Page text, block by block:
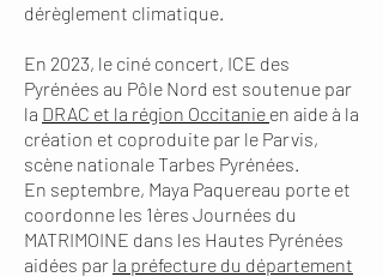
dérèglement climatique.
En 2023, le ciné concert, ICE des
Pyrénées au Pôle Nord est soutenue par
la DRAC et la région Occitanie en aide à la
création et coproduite par le Parvis,
scène nationale Tarbes Pyrénées.
​En septembre, Maya Paquereau porte et
coordonne les 1ères Journées du
MATRIMOINE dans les Hautes Pyrénées
aidées par la préfecture du département